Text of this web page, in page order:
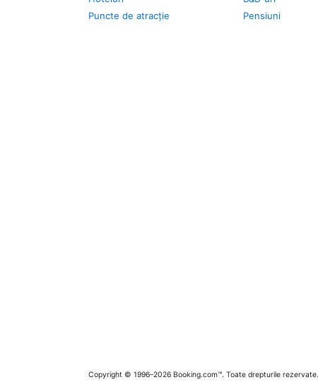
Puncte de atracţie
Pensiuni
Copyright © 1996–2026 Booking.com™. Toate drepturile rezervate.